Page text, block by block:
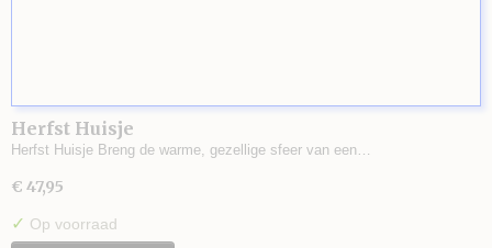
Herfst Huisje
Herfst Huisje Breng de warme, gezellige sfeer van een…
€ 47,95
✓ Op voorraad